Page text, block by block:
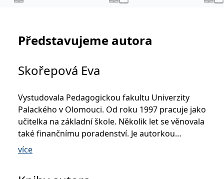
Představujeme autora
Skořepová Eva
Vystudovala Pedagogickou fakultu Univerzity
Palackého v Olomouci. Od roku 1997 pracuje jako
učitelka na základní škole. Několik let se věnovala
také finančnímu poradenství. Je autorkou
učebnice „Finan ční gramotnost pro 1.–3. třídu
více